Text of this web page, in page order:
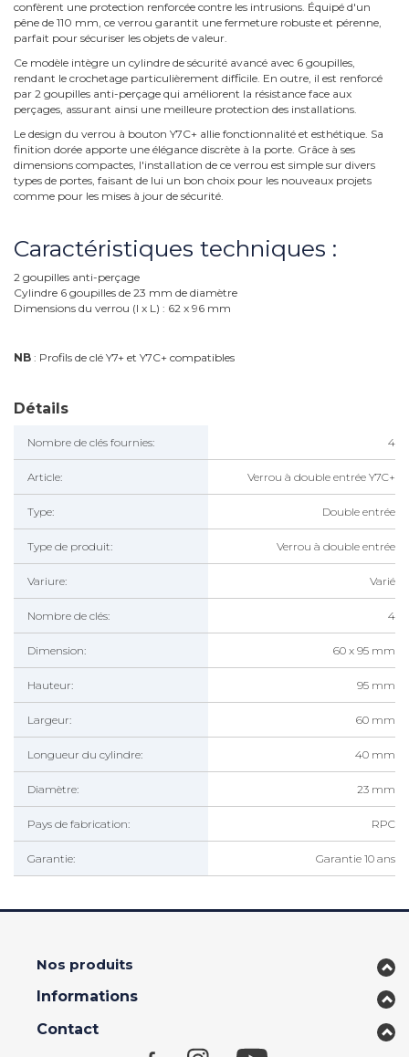
confèrent une protection renforcée contre les intrusions. Équipé d'un
pêne de 110 mm, ce verrou garantit une fermeture robuste et pérenne,
parfait pour sécuriser les objets de valeur.
Ce modèle intègre un cylindre de sécurité avancé avec 6 goupilles,
rendant le crochetage particulièrement difficile. En outre, il est renforcé
par 2 goupilles anti-perçage qui améliorent la résistance face aux
perçages, assurant ainsi une meilleure protection des installations.
Le design du verrou à bouton Y7C+ allie fonctionnalité et esthétique. Sa
finition dorée apporte une élégance discrète à la porte. Grâce à ses
dimensions compactes, l'installation de ce verrou est simple sur divers
types de portes, faisant de lui un bon choix pour les nouveaux projets
comme pour les mises à jour de sécurité.
Caractéristiques techniques :
2 goupilles anti-perçage
Cylindre 6 goupilles de 23 mm de diamètre
Dimensions du verrou (l x L) : 62 x 96 mm
NB : Profils de clé Y7+ et Y7C+ compatibles
Détails
Nombre de clés fournies: 4
Article: Verrou à double entrée Y7C+
Type: Double entrée
Type de produit: Verrou à double entrée
Variure: Varié
Nombre de clés: 4
Dimension: 60 x 95 mm
Hauteur: 95 mm
Largeur: 60 mm
Longueur du cylindre: 40 mm
Diamètre: 23 mm
Pays de fabrication: RPC
Garantie: Garantie 10 ans
Nos produits
Informations
Contact